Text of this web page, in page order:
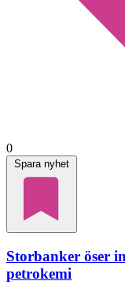
0
Spara nyhet
Storbanker öser
petrokemi